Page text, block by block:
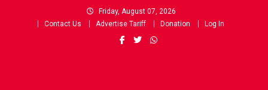
Friday, August 07, 2026
Contact Us
Advertise Tariff Donation Log In